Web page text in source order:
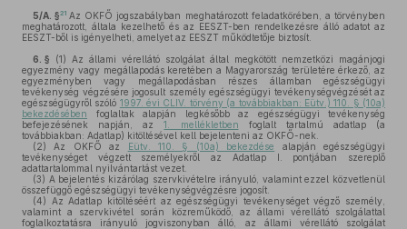
5/A. §21 Az OKFŐ jogszabályban meghatározott feladatkörében, a törvényben
meghatározott, általa kezelhető és az EESZT-ben rendelkezésre álló adatot az
EESZT-ből is igényelheti, amelyet az EESZT működtetője biztosít.
6. § (1) Az állami vérellátó szolgálat által megkötött nemzetközi magánjogi
egyezmény vagy megállapodás keretében a Magyarország területére érkező, az
egyezményben vagy megállapodásban részes államban egészségügyi
tevékenység végzésére jogosult személy egészségügyi tevékenységvégzését az
egészségügyről szóló 1997. évi CLIV. törvény (a továbbiakban: Eütv.) 110. § (10a)
bekezdésében foglaltak alapján legkésőbb az egészségügyi tevékenység
befejezésének napján, az1. mellékletben foglalt tartalmú adatlap (a
továbbiakban: Adatlap) kitöltésével kell bejelenteni az OKFŐ-nek.
(2) Az OKFŐ az Eütv. 110. § (10a) bekezdése
alapján egészségügyi
tevékenységet végzett személyekről az Adatlap I. pontjában szereplő
adattartalommal nyilvántartást vezet.
(3) A bejelentés kizárólag szervkivételre irányuló, valamint ezzel közvetlenül
összefüggő egészségügyi tevékenységvégzésre jogosít.
(4) Az Adatlap kitöltéséért az egészségügyi tevékenységet végző személy,
valamint a szervkivétel során közreműködő, az állami vérellátó szolgálattal
foglalkoztatásra irányuló jogviszonyban álló, az állami vérellátó szolgálat